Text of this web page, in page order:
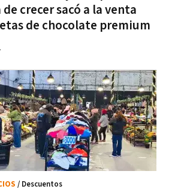
de crecer sacó a la venta
de chocolate premium
/ Descuentos